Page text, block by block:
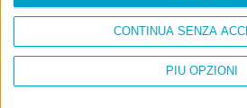
PIÙ OPZIONI
CONTINUA SENZA